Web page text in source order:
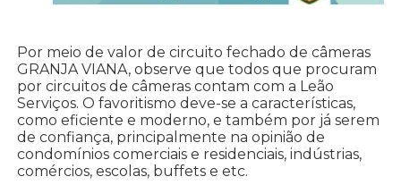
Por meio de valor de circuito fechado de câmeras
GRANJA VIANA, observe que todos que procuram
por circuitos de câmeras contam com a Leão
Serviços. O favoritismo deve-se a características,
como eficiente e moderno, e também por já serem
de confiança, principalmente na opinião de
condomínios comerciais e residenciais, indústrias,
comércios, escolas, buffets e etc.